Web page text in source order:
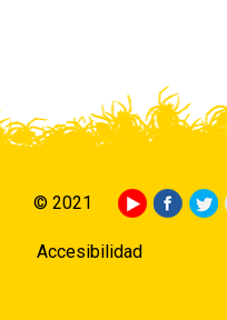
© 2021
Accesibilidad